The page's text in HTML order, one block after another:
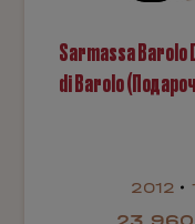
Sarmassa Barolo
di Barolo
2012